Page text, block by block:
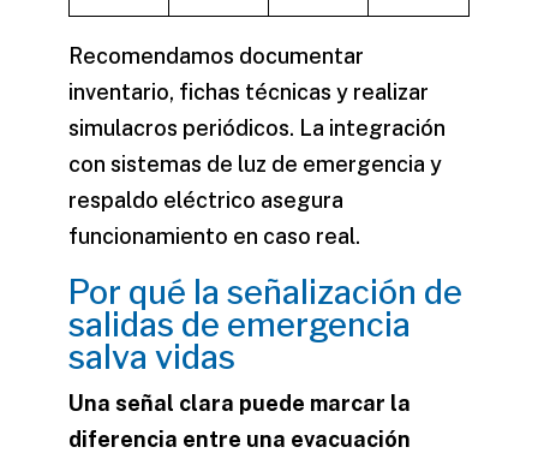
Recomendamos documentar
inventario, fichas técnicas y realizar
simulacros periódicos. La integración
con sistemas de luz de emergencia y
respaldo eléctrico asegura
funcionamiento en caso real.
Por qué la señalización de
salidas de emergencia
salva vidas
Una señal clara puede marcar la
diferencia entre una evacuación